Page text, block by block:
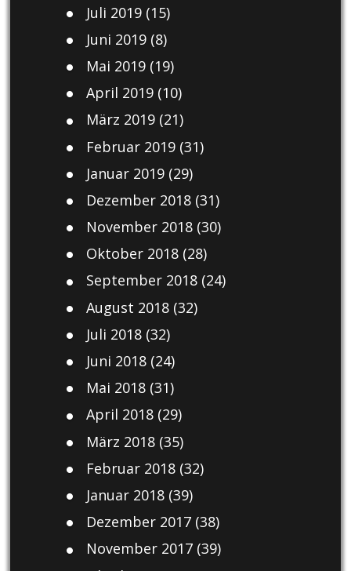
Juli 2019(15)
Juni 2019(8)
Mai 2019(19)
April 2019(10)
März 2019(21)
Februar 2019(31)
Januar 2019(29)
Dezember 2018(31)
November 2018(30)
Oktober 2018(28)
September 2018(24)
August 2018(32)
Juli 2018(32)
Juni 2018(24)
Mai 2018(31)
April 2018(29)
März 2018(35)
Februar 2018(32)
Januar 2018(39)
Dezember 2017(38)
November 2017(39)